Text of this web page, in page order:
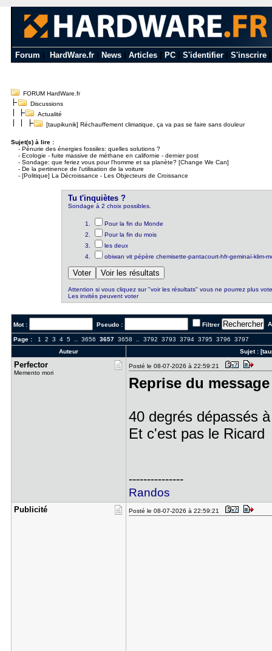
Forum HardWare.fr News Articles PC S'identifier S'inscrire
FORUM HardWare.fr
Discussions
Actualité
[taupikunik] Réchauffement climatique, ça va pas se faire sans douleur
Sujet(s) à lire :
- Pénurie des énergies fossiles: quelles solutions ?
- Ecologie - fuite massive de méthane en californie - dernier post
- Sondage: que feriez vous pour l'homme et sa planète? [Change We Can]
- De la pertinence de l'utilisation de la voiture
- [Politique] La Décroissance - Les Objecteurs de Croissance
Tu t'inquiètes ?
Sondage à 2 choix possibles.
Pour la fin du Monde
Pour la fin du mois
les deux
obiwan vit pépère chemisette-pantacourt-hfr-geminaï-klim-
Attention si vous cliquez sur "voir les résultats" vous ne pourrez plus
Les invités peuvent voter
Mot : Pseudo : Filtrer
Page : 1 2 3 4 5.. 3656 3657 3658 3792 3793 3794 3795 3796
3797
Auteur
Sujet :
Perfector
Memento mori
Posté le 08-07-2026 à 22:59:21
Reprise du
40 degrés dépassés
Et c'est pas le Ricard
---------------
Randos
Publicité Posté le 08-07-2026 à 22:59:21